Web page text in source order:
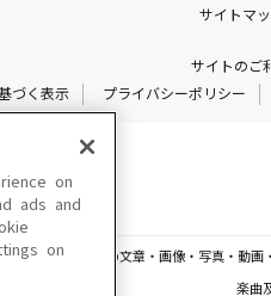
サイトマ
サイトのご
づく表示
プライバシーポリシー
載されている一切の文章・画像・写真・動
楽曲
on
ads and
on